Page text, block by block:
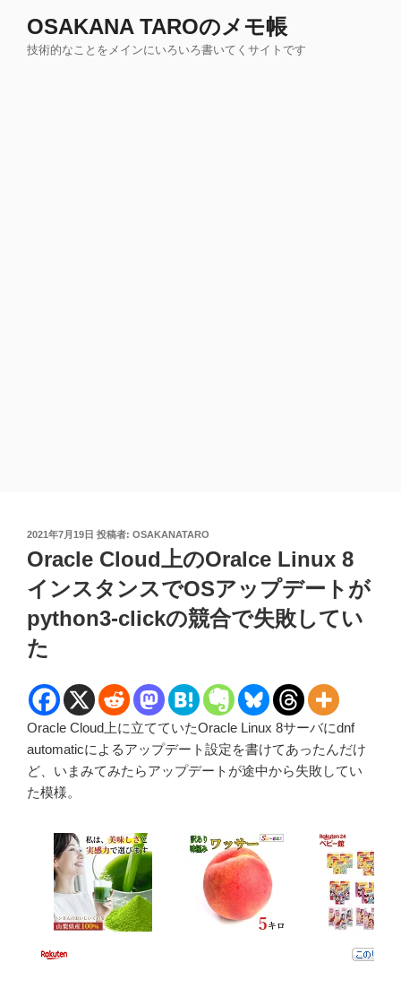
OSAKANA TAROのメモ帳
技術的なことをメインにいろいろ書いてくサイトです
投
稿
日:
2021年7月19日 投稿者: OSAKANATARO
Oracle Cloud上のOralce Linux 8
インスタンスでOSアップデートが
python3-clickの競合で失敗してい
た
Oracle Cloud上に立てていたOracle Linux 8サーバにdnf
automaticによるアップデート設定を書けてあったんだけ
ど、いまみてみたらアップデートが途中から失敗してい
た模様。